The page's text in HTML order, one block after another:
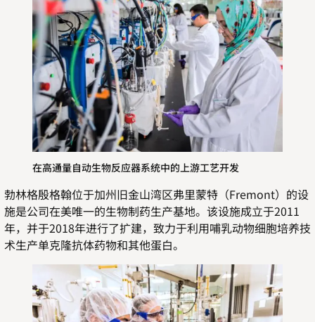
在高通量自动生物反应器系统中的上游工艺开发
勃林格殷格翰位于加州旧金山湾区弗里蒙特（Fremont）的设
施是公司在美唯一的生物制药生产基地。该设施成立于2011
年，并于2018年进行了扩建，致力于利用哺乳动物细胞培养技
术生产单克隆抗体药物和其他蛋白。